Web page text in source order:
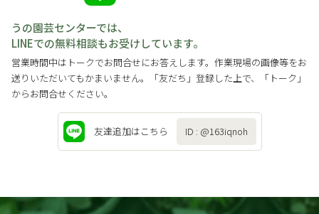
うの園芸センターでは、
LINEでの無料相談もお受けしています。
営業時間中はトークでお問合せにお答えします。作業現場の画像等をお
送りいただいてもかまいません。「友だち」登録した上で、「トーク」
からお問合せください。
友達追加はこちら ID : @163iqnoh